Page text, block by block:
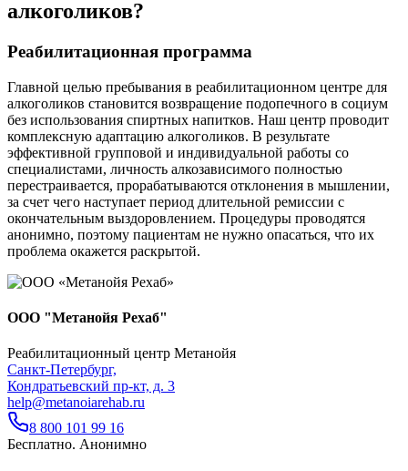
алкоголиков?
Реабилитационная программа
Главной целью пребывания в реабилитационном центре для
алкоголиков становится возвращение подопечного в социум
без использования спиртных напитков. Наш центр проводит
комплексную адаптацию алкоголиков. В результате
эффективной групповой и индивидуальной работы со
специалистами, личность алкозависимого полностью
перестраивается, прорабатываются отклонения в мышлении,
за счет чего наступает период длительной ремиссии с
окончательным выздоровлением. Процедуры проводятся
анонимно, поэтому пациентам не нужно опасаться, что их
проблема окажется раскрытой.
ООО "Метанойя Рехаб"
Реабилитационный центр Метанойя
Санкт-Петербург,
Кондратьевский пр-кт, д. 3
help@metanoiarehab.ru
8 800 101 99 16
Бесплатно. Анонимно